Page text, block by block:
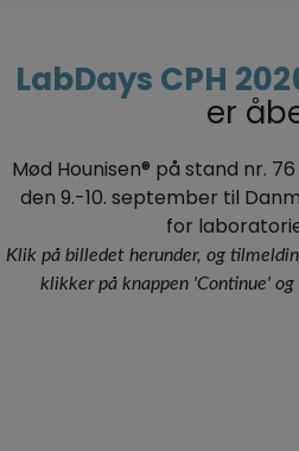
LabDays CPH
er
Mød Hounisen® på stand nr.
den 9.-10. september til
for
Klik på billedet herunder, og
klikker på knappen 'Continue'